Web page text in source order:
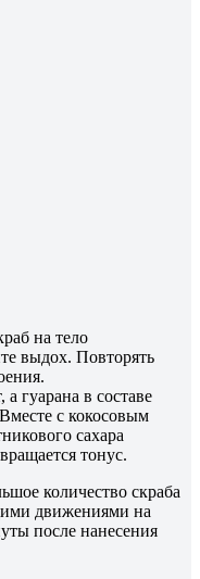
на тело
выдох. Повторять
гуарана в составе
с кокосовым
сахара
тонус.
количество скраба
движениями на
после нанесения